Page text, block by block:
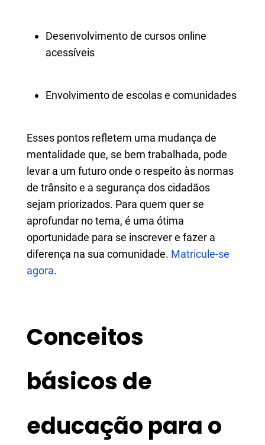
Desenvolvimento de cursos online
acessíveis
Envolvimento de escolas e comunidades
Esses pontos refletem uma mudança de
mentalidade que, se bem trabalhada, pode
levar a um futuro onde o respeito às normas
de trânsito e a segurança dos cidadãos
sejam priorizados. Para quem quer se
aprofundar no tema, é uma ótima
oportunidade para se inscrever e fazer a
diferença na sua comunidade. Matricule-se
agora.
Conceitos
básicos de
educação para o